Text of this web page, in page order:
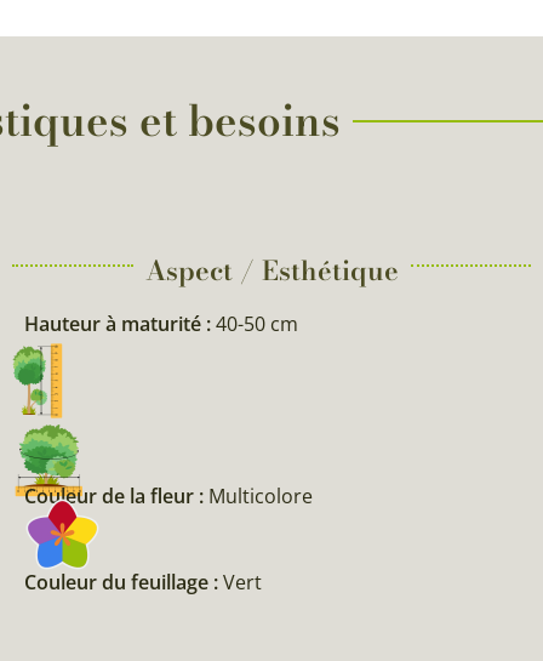
et besoins
Aspect / Esthétique
Hauteur à maturité :40-50 cm
Couleur de la fleur : Multicolore
Couleur du feuillage :Vert